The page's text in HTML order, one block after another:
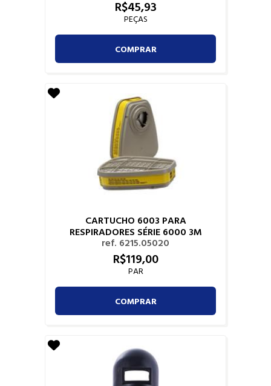
R$45,93
PEÇAS
COMPRAR
CARTUCHO 6003 PARA
RESPIRADORES SÉRIE 6000 3M
ref. 6215.05020
R$119,00
PAR
COMPRAR